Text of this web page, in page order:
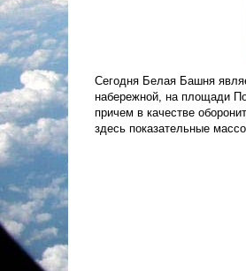
Сегодня Белая Башня
набережной, на площади
причем в качестве
здесь показательные